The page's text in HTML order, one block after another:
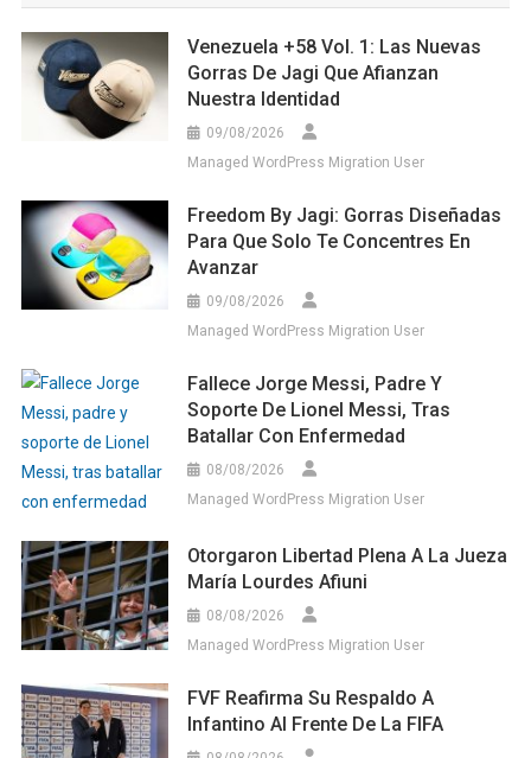
Venezuela +58 Vol. 1: Las Nuevas
Gorras De Jagi Que Afianzan
Nuestra Identidad
09/08/2026
Managed WordPress Migration User
Freedom By Jagi: Gorras Diseñadas
Para Que Solo Te Concentres En
Avanzar
09/08/2026
Managed WordPress Migration User
Fallece Jorge Messi, Padre Y
Soporte De Lionel Messi, Tras
Batallar Con Enfermedad
08/08/2026
Managed WordPress Migration User
Otorgaron Libertad Plena A La Jueza
María Lourdes Afiuni
08/08/2026
Managed WordPress Migration User
FVF Reafirma Su Respaldo A
Infantino Al Frente De La FIFA